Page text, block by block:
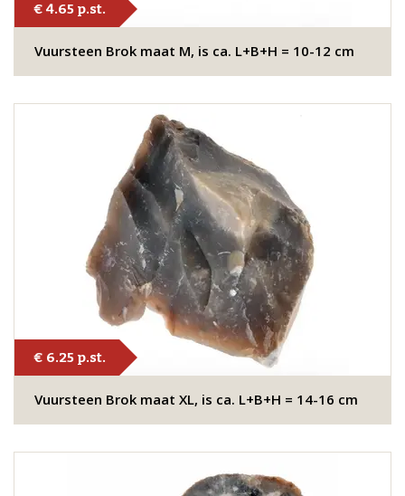
€ 4.65 p.st.
Vuursteen Brok maat M, is ca. L+B+H = 10-12 cm
€ 6.25 p.st.
Vuursteen Brok maat XL, is ca. L+B+H = 14-16 cm